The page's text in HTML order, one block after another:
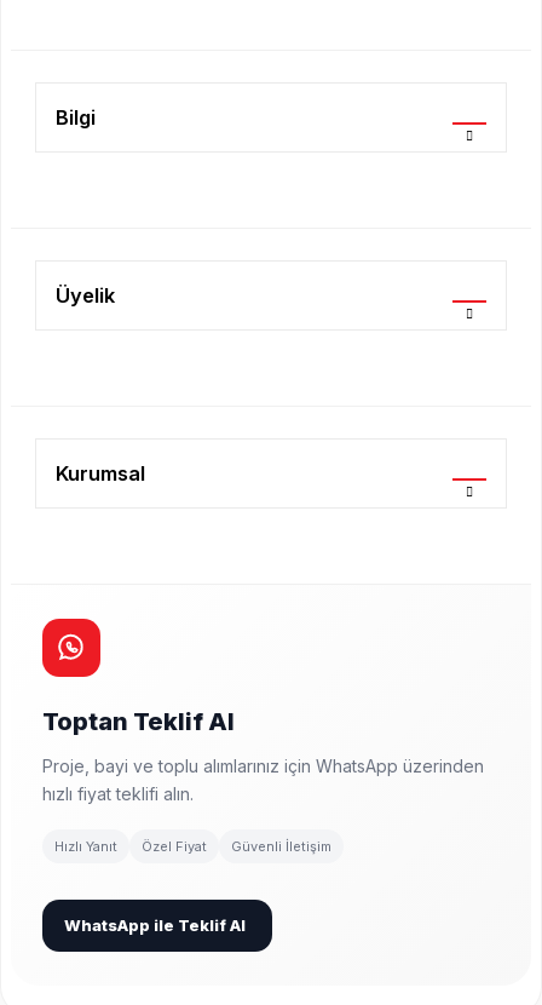
Bilgi
Üyelik
Kurumsal
Toptan Teklif Al
Proje, bayi ve toplu alımlarınız için WhatsApp üzerinden
hızlı fiyat teklifi alın.
Hızlı Yanıt Özel Fiyat Güvenli İletişim
WhatsApp ile Teklif Al